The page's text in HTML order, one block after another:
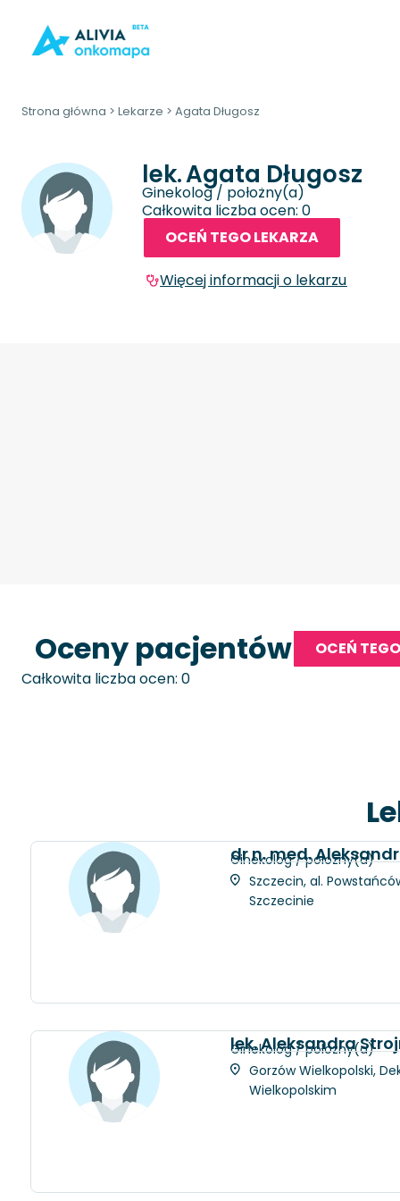
Strona główna > Lekarze > Agata Długosz
lek.Agata Długosz
Ginekolog / położny(a)
Całkowita liczba ocen: 0
OCEŃ TEGO LEKARZA
Więcej informacji o lekarzu
Oceny pacjentów
OCEŃ
Całkowita liczba ocen: 0
dr n. med.
Ginekolog / położny(a)
Szczecin, al.
Szczecinie
lek. Aleksandra
Ginekolog / położny(a)
Gorzów Wielkopolski,
Wielkopolskim